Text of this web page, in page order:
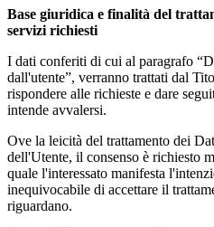
Base giuridica e finalità del
servizi richiesti
I dati conferiti di cui al paragrafo
dall'utente”, verranno trattati dal
rispondere alle richieste e dare
intende avvalersi.
Ove la leicità del trattamento dei
dell'Utente, il consenso è richiesto
quale l'interessato manifesta
inequivocabile di accettare il
riguardano.